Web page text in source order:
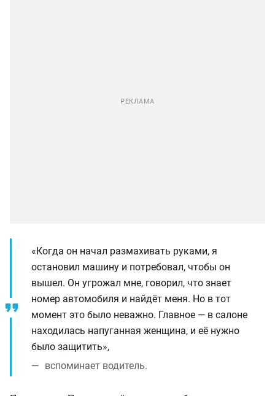
«Когда он начал размахивать руками, я
остановил машину и потребовал, чтобы он
вышел. Он угрожал мне, говорил, что знает
номер автомобиля и найдёт меня. Но в тот
момент это было неважно. Главное — в салоне
находилась напуганная женщина, и её нужно
было защитить»,
вспоминает водитель.